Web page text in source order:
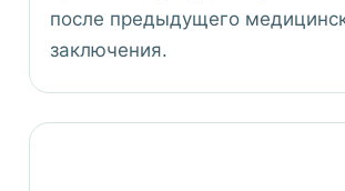
после предыдущего
заключения.